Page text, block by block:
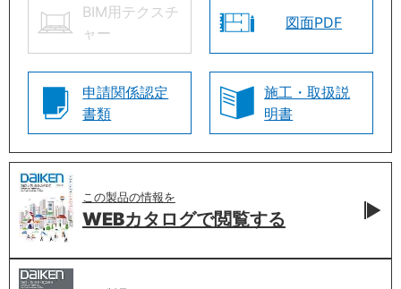
BIM用テクスチ
ャー
図面PDF
申請関係認定
書類
施工・取扱説
明書
この製品の情報を
WEBカタログで閲覧する